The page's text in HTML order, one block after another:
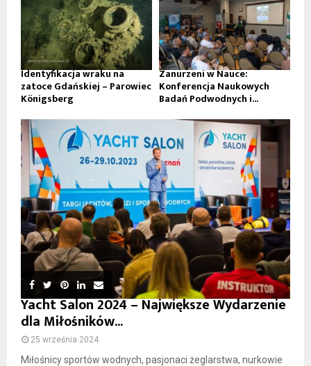
Identyfikacja wraku na
zatoce Gdańskiej – Parowiec
Königsberg
Zanurzeni w Nauce:
Konferencja Naukowych
Badań Podwodnych i...
Yacht Salon 2024 – Największe Wydarzenie
dla Miłośników...
25 września 2024
Miłośnicy sportów wodnych, pasjonaci żeglarstwa, nurkowie